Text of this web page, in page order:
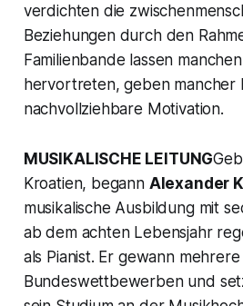
verdichten die
Beziehungen durch den
Familienbande lassen
hervortreten, geben mancher
nachvollziehbare Motivation.
MUSIKALISCHE LEITUNG
Kroatien, begann Alexander
musikalische Ausbildung mit
ab dem achten Lebensjahr
als Pianist. Er gewann
Bundeswettbewerben und